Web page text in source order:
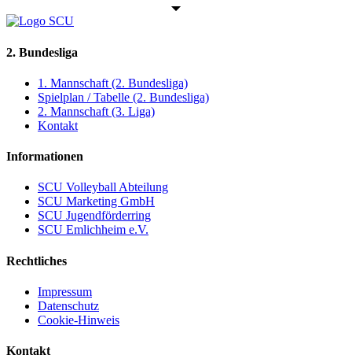
2. Bundesliga
1. Mannschaft (2. Bundesliga)
Spielplan / Tabelle (2. Bundesliga)
2. Mannschaft (3. Liga)
Kontakt
Informationen
SCU Volleyball Abteilung
SCU Marketing GmbH
SCU Jugendförderring
SCU Emlichheim e.V.
Rechtliches
Impressum
Datenschutz
Cookie-Hinweis
Kontakt